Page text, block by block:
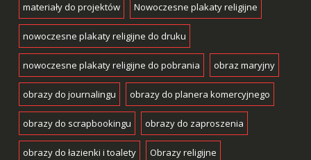
materiały do projektów Nowoczesne plakaty religijne
nowoczesne plakaty religijne do druku
nowoczesne plakaty religijne do pobrania obraz maryjny
obrazy do journalingu obrazy do planera komercyjnego
obrazy do scrapbookingu obrazy do zaproszenia
obrazy do łazienki i toalety Obrazy religijne